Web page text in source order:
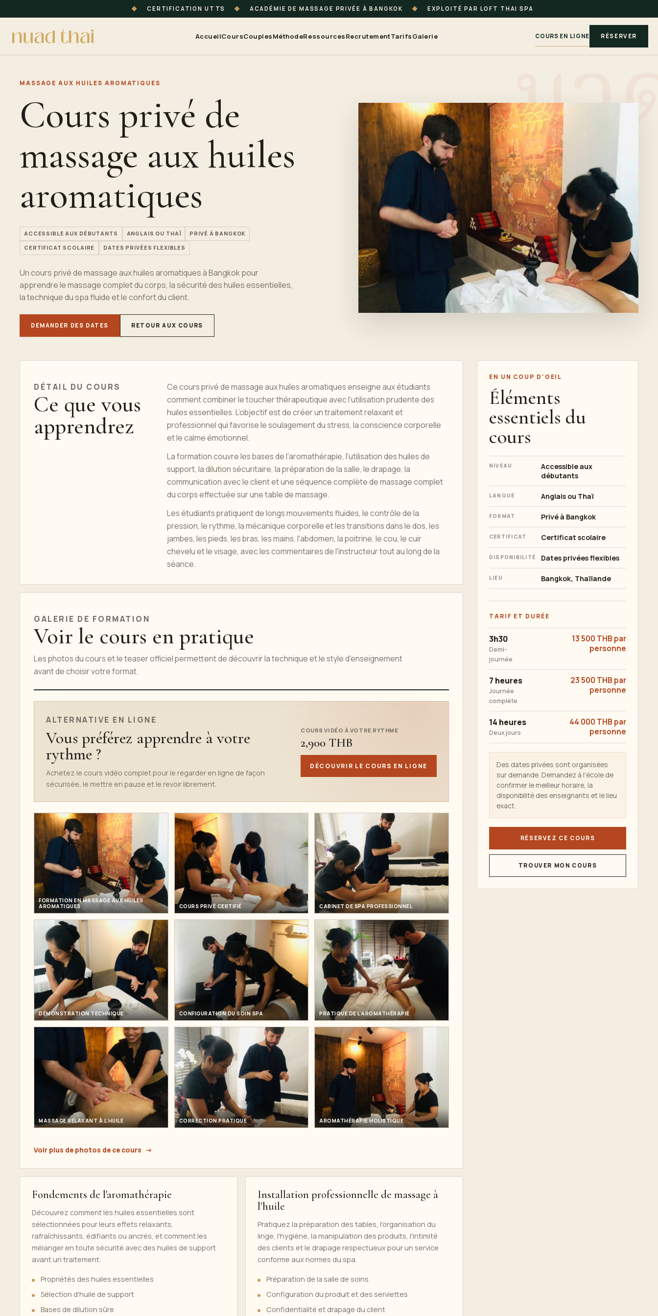
◆ CERTIFICATION UTTS ◆ ACADÉMIE DE MASSAGE PRIVÉE À BANGKOK ◆ EXPLOITÉ PAR LOFT THAI SPA
AccueilCoursCouplesMéthodeRessourcesRecrutementTarifsGalerie COURS EN LIGNE RÉSERVER
MASSAGE AUX HUILES AROMATIQUES
Cours privé de
massage aux huiles
aromatiques
ACCESSIBLE AUX DÉBUTANTS ANGLAIS OU THAÏ PRIVÉ À BANGKOK
CERTIFICAT SCOLAIRE DATES PRIVÉES FLEXIBLES
Un cours privé de massage aux huiles aromatiques à Bangkok pour
apprendre le massage complet du corps, la sécurité des huiles essentielles,
la technique du spa fluide et le confort du client.
DEMANDER DES DATES RETOUR AUX COURS
DÉTAIL DU COURS
Ce que vous
apprendrez
Ce cours privé de massage aux huiles aromatiques enseigne aux étudiants
comment combiner le toucher thérapeutique avec l'utilisation prudente des
huiles essentielles. L’objectif est de créer un traitement relaxant et
professionnel qui favorise le soulagement du stress, la conscience corporelle
et le calme émotionnel.
La formation couvre les bases de l'aromathérapie, l'utilisation des huiles de
support, la dilution sécuritaire, la préparation de la salle, le drapage, la
communication avec le client et une séquence complète de massage complet
du corps effectuée sur une table de massage.
Les étudiants pratiquent de longs mouvements fluides, le contrôle de la
pression, le rythme, la mécanique corporelle et les transitions dans le dos, les
jambes, les pieds, les bras, les mains, l'abdomen, la poitrine, le cou, le cuir
chevelu et le visage, avec les commentaires de l'instructeur tout au long de la
séance.
GALERIE DE FORMATION
Voir le cours en pratique
Les photos du cours et le teaser officiel permettent de découvrir la technique et le style d'enseignement
avant de choisir votre format.
TEASER DU COURS EN LIGNE
ALTERNATIVE EN LIGNE
Vous préférez apprendre à votre
rythme ?
Achetez le cours vidéo complet pour le regarder en ligne de façon
sécurisée, le mettre en pause et le revoir librement.
COURS VIDÉO À VOTRE RYTHME
2,900 THB
DÉCOUVRIR LE COURS EN LIGNE
FORMATION EN MASSAGE AUX HUILES
AROMATIQUES
COURS PRIVÉ CERTIFIÉ CABINET DE SPA PROFESSIONNEL
DÉMONSTRATION TECHNIQUE CONFIGURATION DU SOIN SPA PRATIQUE DE L'AROMATHÉRAPIE
MASSAGE RELAXANT À L'HUILE CORRECTION PRATIQUE AROMATHÉRAPIE HOLISTIQUE
Voir plus de photos de ce cours
Fondements de l'aromathérapie
Découvrez comment les huiles essentielles sont
sélectionnées pour leurs effets relaxants,
rafraîchissants, édifiants ou ancrés, et comment les
mélanger en toute sécurité avec des huiles de support
avant un traitement.
Propriétés des huiles essentielles
Sélection d'huile de support
Bases de dilution sûre
Installation professionnelle de massage à
l'huile
Pratiquez la préparation des tables, l'organisation du
linge, l'hygiène, la manipulation des produits, l'intimité
des clients et le drapage respectueux pour un service
conforme aux normes du spa.
Préparation de la salle de soins
Configuration du produit et des serviettes
Confidentialité et drapage du client
EN UN COUP D'OEIL
Éléments
essentiels du
cours
NIVEAU
Accessible aux
débutants
LANGUE Anglais ou Thaï
FORMAT Privé à Bangkok
CERTIFICAT Certificat scolaire
DISPONIBILITÉ Dates privées flexibles
LIEU Bangkok, Thaïlande
TARIF ET DURÉE
3h30
Demi-
journée
13 500 THB par
personne
7 heures
Journée
complète
23 500 THB par
personne
14 heures
Deux jours
44 000 THB par
personne
Des dates privées sont organisées
sur demande. Demandez à l'école de
confirmer le meilleur horaire, la
disponibilité des enseignants et le lieu
exact.
RÉSERVEZ CE COURS
TROUVER MON COURS